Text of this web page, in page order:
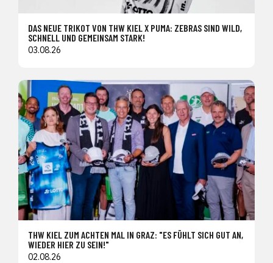
DAS NEUE TRIKOT VON THW KIEL X PUMA: ZEBRAS SIND WILD,
SCHNELL UND GEMEINSAM STARK!
03.08.26
THW KIEL ZUM ACHTEN MAL IN GRAZ: "ES FÜHLT SICH GUT AN,
WIEDER HIER ZU SEIN!"
02.08.26